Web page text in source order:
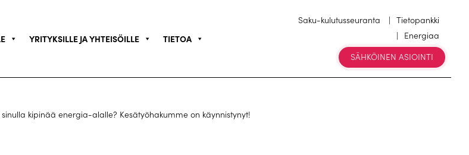
YRITYKSILLE JA YHTEISÖILLE TIETOA
Saku-kulutusseuranta
Tietopankki
Energiaa
SÄHKÖINEN ASIOINTI
sinulla kipinää energia-alalle? Kesätyöhakumme on käynnistynyt!